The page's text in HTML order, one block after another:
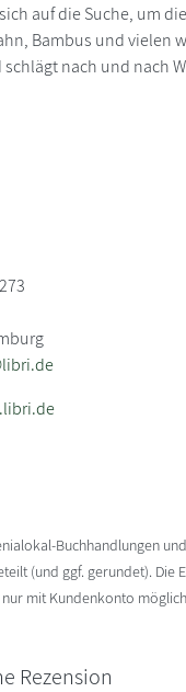
auf die Suche, um
Bambus und vielen
nach und nach
Buchhandlungen
(und ggf. gerundet).
mit Kundenkonto
Rezension